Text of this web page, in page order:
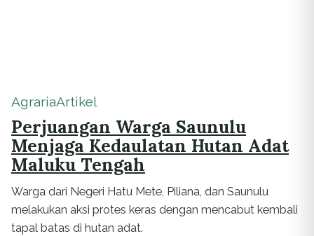
AgrariaArtikel
Perjuangan Warga Saunulu
Menjaga Kedaulatan Hutan Adat
Maluku Tengah
Warga dari Negeri Hatu Mete, Piliana, dan Saunulu
melakukan aksi protes keras dengan mencabut kembali
tapal batas di hutan adat.